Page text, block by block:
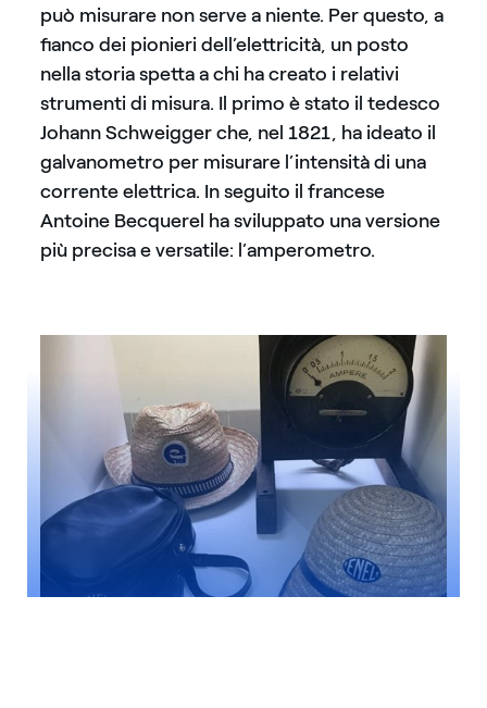
può misurare non serve a niente. Per questo, a
fianco dei pionieri dell’elettricità, un posto
nella storia spetta a chi ha creato i relativi
strumenti di misura. Il primo è stato il tedesco
Johann Schweigger che, nel 1821, ha ideato il
galvanometro per misurare l’intensità di una
corrente elettrica. In seguito il francese
Antoine Becquerel ha sviluppato una versione
più precisa e versatile: l’amperometro.